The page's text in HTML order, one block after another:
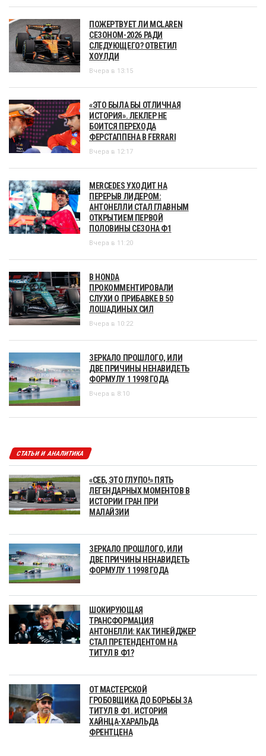
ПОЖЕРТВУЕТ ЛИ MCLAREN
СЕЗОНОМ-2026 РАДИ
СЛЕДУЮЩЕГО? ОТВЕТИЛ
ХОУЛДИ
Вчера в 13:15
«ЭТО БЫЛА БЫ ОТЛИЧНАЯ
ИСТОРИЯ». ЛЕКЛЕР НЕ
БОИТСЯ ПЕРЕХОДА
ФЕРСТАППЕНА В FERRARI
Вчера в 12:17
MERCEDES УХОДИТ НА
ПЕРЕРЫВ ЛИДЕРОМ:
АНТОНЕЛЛИ СТАЛ ГЛАВНЫМ
ОТКРЫТИЕМ ПЕРВОЙ
ПОЛОВИНЫ СЕЗОНА Ф1
Вчера в 11:20
В HONDA
ПРОКОММЕНТИРОВАЛИ
СЛУХИ О ПРИБАВКЕ В 50
ЛОШАДИНЫХ СИЛ
Вчера в 10:22
ЗЕРКАЛО ПРОШЛОГО, ИЛИ
ДВЕ ПРИЧИНЫ НЕНАВИДЕТЬ
ФОРМУЛУ 1 1998 ГОДА
Вчера в 8:10
СТАТЬИ И АНАЛИТИКА
«СЕБ, ЭТО ГЛУПО!» ПЯТЬ
ЛЕГЕНДАРНЫХ МОМЕНТОВ В
ИСТОРИИ ГРАН ПРИ
МАЛАЙЗИИ
ЗЕРКАЛО ПРОШЛОГО, ИЛИ
ДВЕ ПРИЧИНЫ НЕНАВИДЕТЬ
ФОРМУЛУ 1 1998 ГОДА
ШОКИРУЮЩАЯ
ТРАНСФОРМАЦИЯ
АНТОНЕЛЛИ: КАК ТИНЕЙДЖЕР
СТАЛ ПРЕТЕНДЕНТОМ НА
ТИТУЛ В Ф1?
ОТ МАСТЕРСКОЙ
ГРОБОВЩИКА ДО БОРЬБЫ ЗА
ТИТУЛ В Ф1. ИСТОРИЯ
ХАЙНЦА-ХАРАЛЬДА
ФРЕНТЦЕНА